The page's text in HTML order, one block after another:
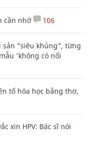
cần nhớ 106
sản "siêu khủng", từng
'không có nổi
tố hóa học bằng thơ,
xin HPV: Bác sĩ nói